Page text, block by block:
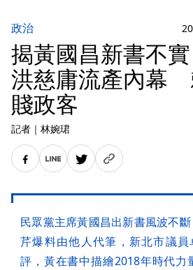
政治
揭黃國昌新書不
洪慈庸流產內幕
賤政客
記者 ｜ 林婉珺
民眾黨主席黃國昌出新書風波不
芹爆料由他人代筆，新北市議
評，黃在書中描繪2018年時代力